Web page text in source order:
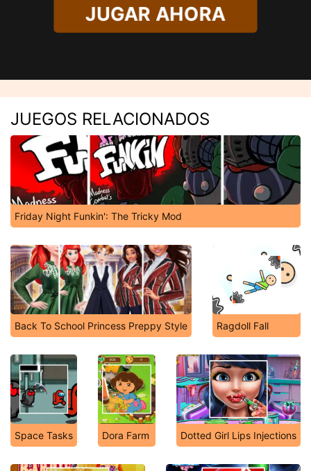
JUGAR AHORA
JUEGOS RELACIONADOS
Friday Night Funkin': The Tricky Mod
Back To School Princess Preppy Style Ragdoll Fall
Space Tasks Dora Farm Dotted Girl Lips Injections